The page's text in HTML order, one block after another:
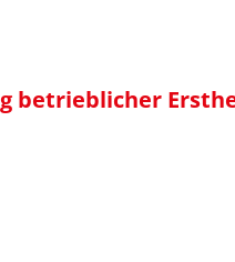
betrieblicher